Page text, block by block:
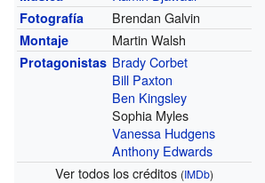
Fotografía Brendan Galvin
Montaje Martin Walsh
Protagonistas Brady Corbet
Bill Paxton
Ben Kingsley
Sophia Myles
Vanessa Hudgens
Anthony Edwards
Ver todos los créditos (IMDb)